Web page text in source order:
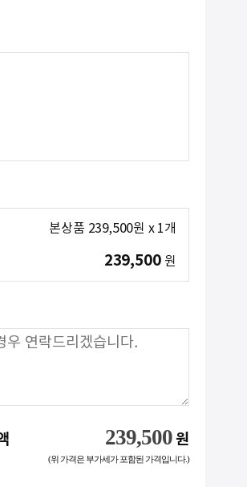
본상품 239,500원 x 1 개
239,500 원
239,500 원
(위 가격은 부가세가 포함된 가격입니다.)